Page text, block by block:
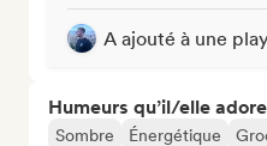
A ajouté à une
Humeurs qu’il/elle adore
Sombre Énergétique